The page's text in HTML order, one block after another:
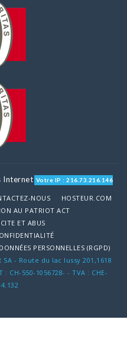
Internet Votre IP : 216.73.216.146
NOUS
HOSTEUR.COM
AU PATRIOT ACT
ET ABUS
PERSONNELLES (RGPD)
- Route du lac lussy 201,1618
CH-550-1056728- - TVA : CHE-